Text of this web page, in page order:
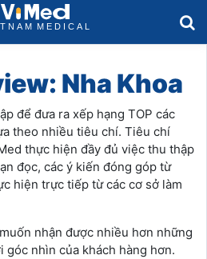
Nha Khoa
để đưa ra xếp hạng TOP các
theo nhiều tiêu chí. Tiêu chí
thực hiện đầy đủ việc thu thập
đọc, các ý kiến đóng góp từ
hiện trực tiếp từ các cơ sở làm
nhận được nhiều hơn những
góc nhìn của khách hàng hơn.